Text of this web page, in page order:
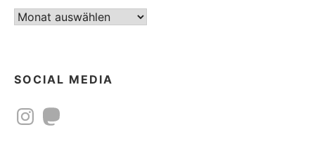
Beitragsarchiv
SOCIAL MEDIA
InstagramMastodon